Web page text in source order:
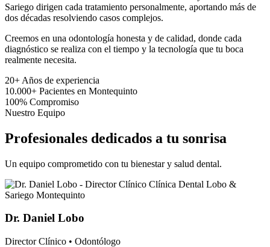
Sariego dirigen cada tratamiento personalmente, aportando más de
dos décadas resolviendo casos complejos.
Creemos en una odontología honesta y de calidad, donde cada
diagnóstico se realiza con el tiempo y la tecnología que tu boca
realmente necesita.
20+ Años de experiencia
10.000+ Pacientes en Montequinto
100% Compromiso
Nuestro Equipo
Profesionales dedicados a tu sonrisa
Un equipo comprometido con tu bienestar y salud dental.
Dr. Daniel Lobo
Director Clínico • Odontólogo